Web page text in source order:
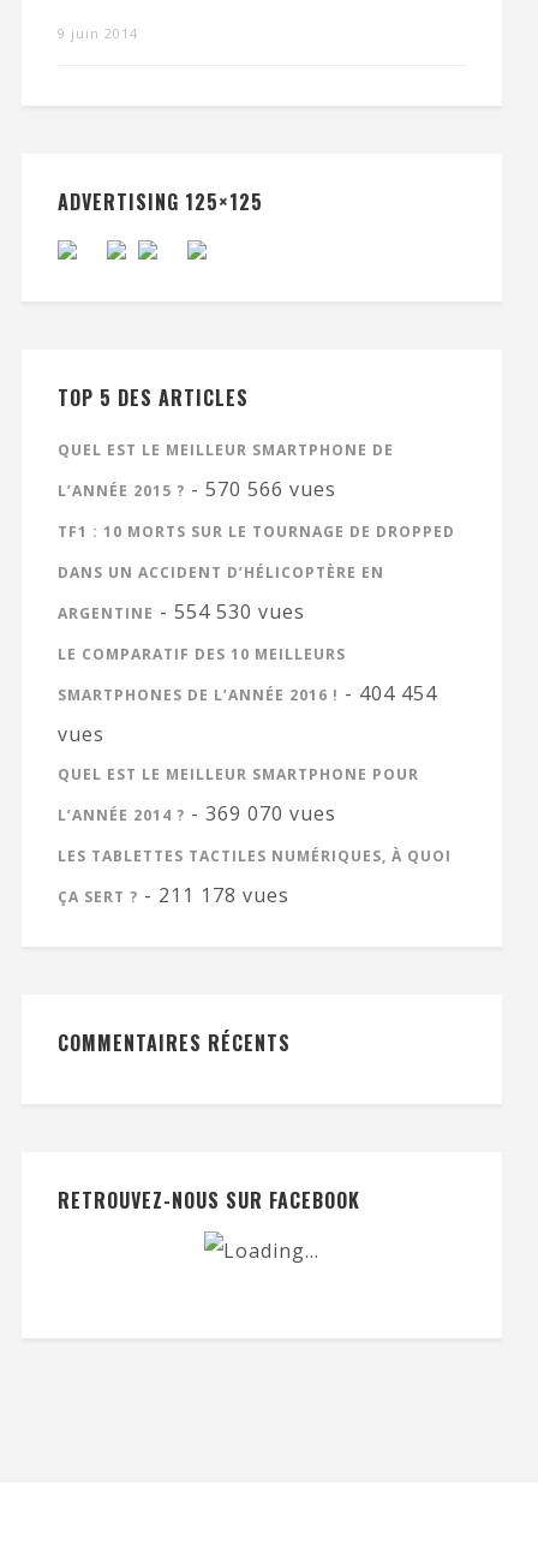
9 juin 2014
ADVERTISING 125×125
TOP 5 DES ARTICLES
QUEL EST LE MEILLEUR SMARTPHONE DE
L’ANNÉE 2015 ? - 570 566 vues
TF1 : 10 MORTS SUR LE TOURNAGE DE DROPPED
DANS UN ACCIDENT D’HÉLICOPTÈRE EN
ARGENTINE - 554 530 vues
LE COMPARATIF DES 10 MEILLEURS
SMARTPHONES DE L’ANNÉE 2016 ! - 404 454
vues
QUEL EST LE MEILLEUR SMARTPHONE POUR
L’ANNÉE 2014 ? - 369 070 vues
LES TABLETTES TACTILES NUMÉRIQUES, À QUOI
ÇA SERT ? - 211 178 vues
COMMENTAIRES RÉCENTS
RETROUVEZ-NOUS SUR FACEBOOK